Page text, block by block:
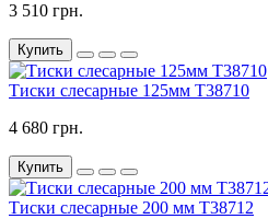
3 510 грн.
Купить
Тиски слесарные 125мм T38710
4 680 грн.
Купить
Тиски слесарные 200 мм T38712